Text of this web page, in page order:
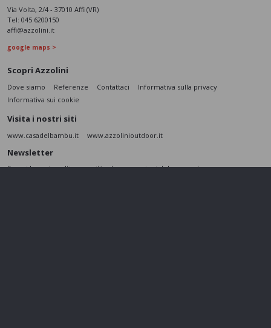
Via Volta, 2/4 - 37010 Affi (VR)
Tel: 045 6200150
affi@azzolini.it
google maps >
Scopri Azzolini
Dove siamo Referenze Contattaci
Informativa sulla privacy
Informativa sui cookie
Visita i nostri siti
www.casadelbambu.it www.azzolinioutdoor.it
Newsletter
Scopri le nostre ultime novità e le promozioni del momento